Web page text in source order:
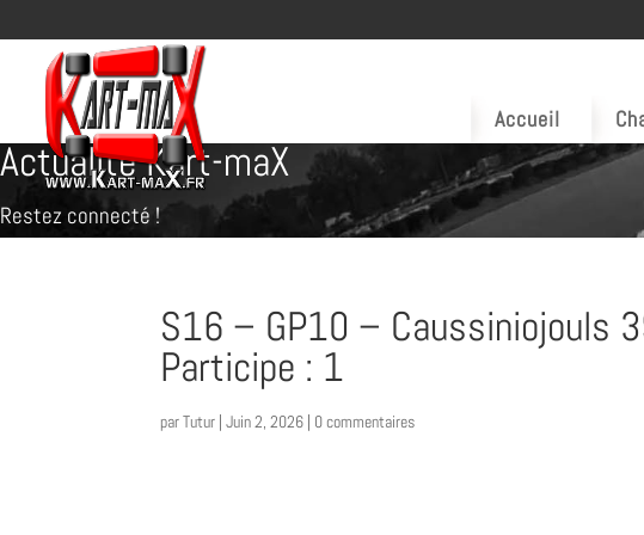
Accueil
Actualité Kart-maX
Restez connecté !
S16 – GP10 –
Participe : 1
parTutur |Juin 2, 2026 | 0 commentaires